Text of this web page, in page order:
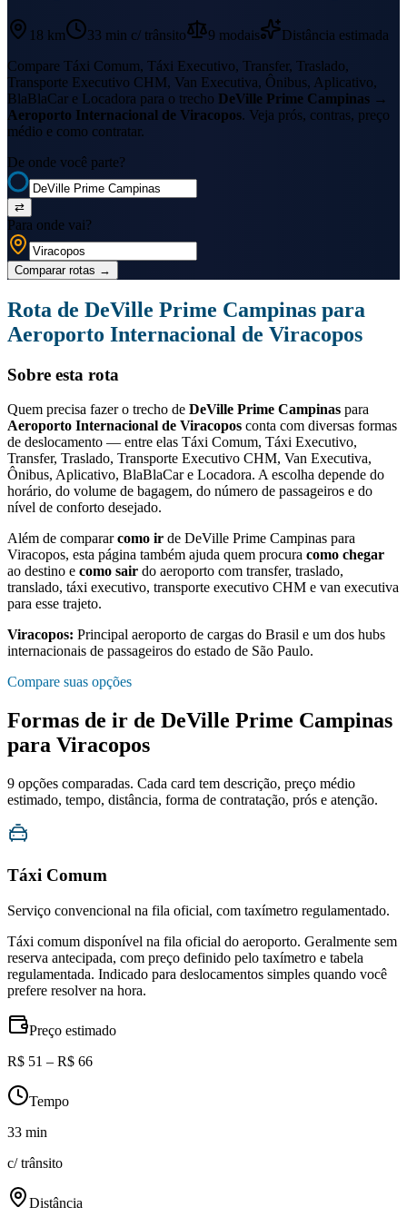
18 km 33 min c/ trânsito 9 modais
Distância estimada
Compare Táxi Comum, Táxi Executivo, Transfer, Traslado,
Transporte Executivo CHM, Van Executiva, Ônibus, Aplicativo,
BlaBlaCar e Locadora para o trecho DeVille Prime Campinas →
Aeroporto Internacional de Viracopos. Veja prós, contras, preço
médio e como contratar.
De onde você parte?
⇄
Para onde vai?
Comparar rotas →
Rota de DeVille Prime Campinas para
Aeroporto Internacional de Viracopos
Sobre esta rota
Quem precisa fazer o trecho de DeVille Prime Campinas para
Aeroporto Internacional de Viracopos conta com diversas formas
de deslocamento — entre elas Táxi Comum, Táxi Executivo,
Transfer, Traslado, Transporte Executivo CHM, Van Executiva,
Ônibus, Aplicativo, BlaBlaCar e Locadora. A escolha depende do
horário, do volume de bagagem, do número de passageiros e do
nível de conforto desejado.
Além de compararcomo ir de DeVille Prime Campinas para
Viracopos, esta página também ajuda quem procura como chegar
ao destino e como sair do aeroporto com transfer, traslado,
translado, táxi executivo, transporte executivo CHM e van executiva
para esse trajeto.
Viracopos: Principal aeroporto de cargas do Brasil e um dos hubs
internacionais de passageiros do estado de São Paulo.
Compare suas opções
Formas de ir de DeVille Prime Campinas
para Viracopos
9 opções comparadas. Cada card tem descrição, preço médio
estimado, tempo, distância, forma de contratação, prós e atenção.
Táxi Comum
Serviço convencional na fila oficial, com taxímetro regulamentado.
Táxi comum disponível na fila oficial do aeroporto. Geralmente sem
reserva antecipada, com preço definido pelo taxímetro e tabela
regulamentada. Indicado para deslocamentos simples quando você
prefere resolver na hora.
Preço estimado
R$ 51 – R$ 66
Tempo
33 min
c/ trânsito
Distância